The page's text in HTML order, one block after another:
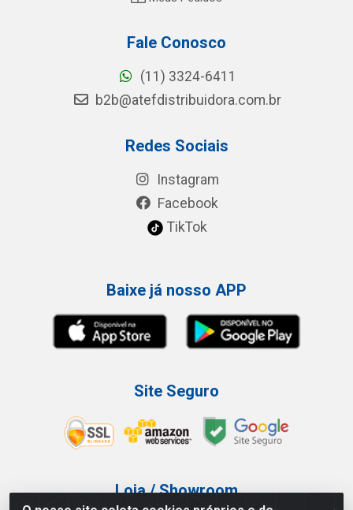
Fale Conosco
(11) 3324-6411
b2b@atefdistribuidora.com.br
Redes Sociais
Instagram
Facebook
TikTok
Baixe já nosso APP
Site Seguro
Loja / Showroom